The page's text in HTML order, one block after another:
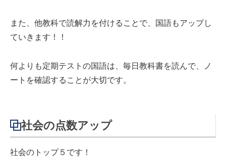
また、他教科で読解力を付けることで、国語もアップし
ていきます！！
何よりも定期テストの国語は、毎日教科書を読んで、ノ
ートを確認することが大切です。
社会の点数アップ
社会のトップ５です！